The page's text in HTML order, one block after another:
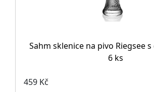
Sahm sklenice na pivo Riegsee s
6 ks
459 Kč